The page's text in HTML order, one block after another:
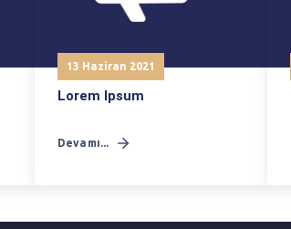
13 Haziran 2021
Lorem Ipsum
Devamı...